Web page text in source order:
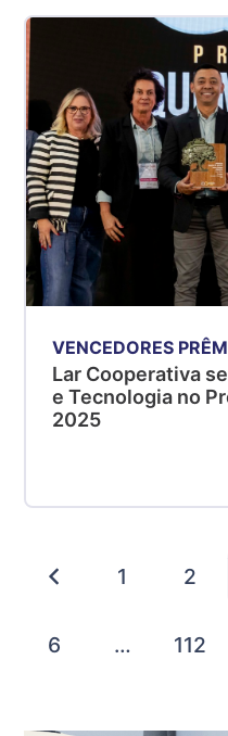
VENCEDORES
Lar Cooperativa
e Tecnologia no
2025
1 2
6 … 112